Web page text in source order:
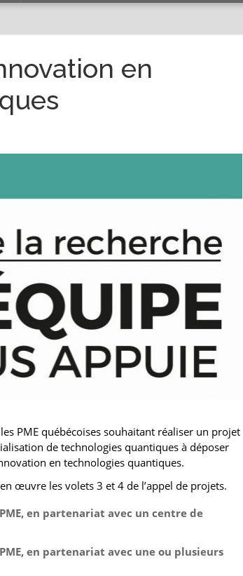
en
PME québécoises souhaitant réaliser un projet
de technologies quantiques à déposer
en technologies quantiques.
œuvre les volets 3 et 4 de l’appel de projets.
en partenariat avec un centre de
en partenariat avec une ou plusieurs